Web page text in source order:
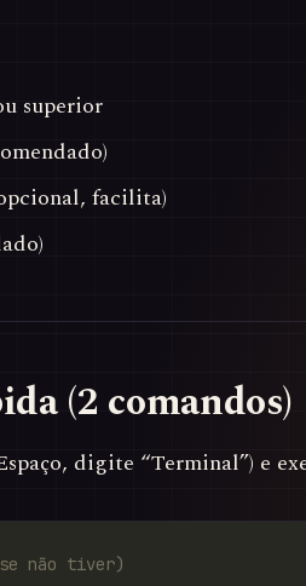
superior
facilita)
(2 comandos)
digite “Terminal”) e
não tiver)